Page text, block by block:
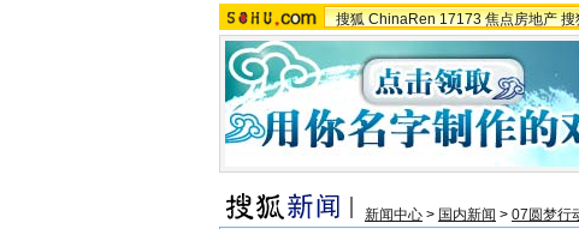
搜狐 ChinaRen 17173 焦点房地产 搜
新闻中心 > 国内新闻 > 07圆梦行